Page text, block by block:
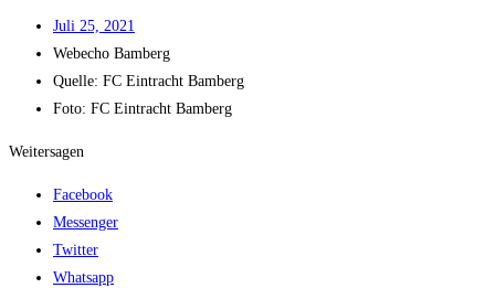
Juli 25, 2021
Web­echo Bamberg
Quel­le: FC Ein­tracht Bamberg
Foto: FC Ein­tracht Bamberg
Weitersagen
Facebook
Messenger
Twitter
Whatsapp